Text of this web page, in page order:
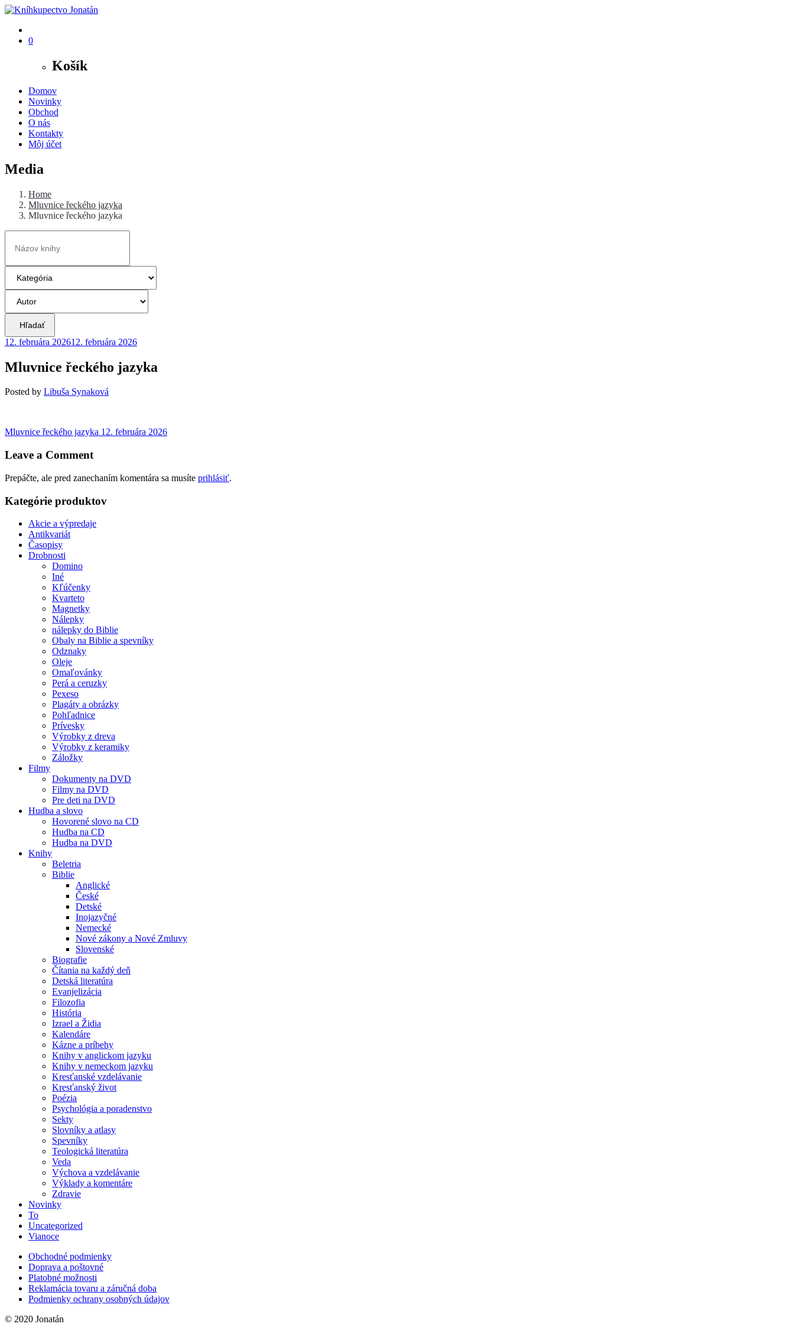
0
Košík
Domov
Novinky
Obchod
O nás
Kontakty
Môj účet
Media
Home
Mluvnice řeckého jazyka
Mluvnice řeckého jazyka
Hľadať
12. februára 202612. februára 2026
Mluvnice řeckého jazyka
Posted by Libuša Synaková
Navigácia
v
Mluvnice řeckého jazyka Previous
12. februára 2026
Leave a Comment
Prepáčte, ale pred zanechaním komentára sa musíte prihlásiť.
Kategórie produktov
Akcie a výpredaje
Antikvariát
Časopisy
Drobnosti
Domino
Iné
Kľúčenky
Kvarteto
Magnetky
Nálepky
nálepky do Biblie
Obaly na Biblie a spevníky
Odznaky
Oleje
Omaľovánky
Perá a ceruzky
Pexeso
Plagáty a obrázky
Pohľadnice
Prívesky
Výrobky z dreva
Výrobky z keramiky
Záložky
Filmy
Dokumenty na DVD
Filmy na DVD
Pre deti na DVD
Hudba a slovo
Hovorené slovo na CD
Hudba na CD
Hudba na DVD
Knihy
Beletria
Biblie
Anglické
České
Detské
Inojazyčné
Nemecké
Nové zákony a Nové Zmluvy
Slovenské
Biografie
Čítania na každý deň
Detská literatúra
Evanjelizácia
Filozofia
História
Izrael a Židia
Kalendáre
Kázne a príbehy
Knihy v anglickom jazyku
Knihy v nemeckom jazyku
Kresťanské vzdelávanie
Kresťanský život
Poézia
Psychológia a poradenstvo
Sekty
Slovníky a atlasy
Spevníky
Teologická literatúra
Veda
Výchova a vzdelávanie
Výklady a komentáre
Zdravie
Novinky
To
Uncategorized
Vianoce
Obchodné podmienky
Doprava a poštovné
Platobné možnosti
Reklamácia tovaru a záručná doba
Podmienky ochrany osobných údajov
© 2020 Jonatán